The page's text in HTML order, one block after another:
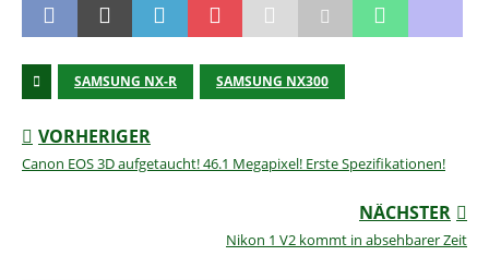
SAMSUNG NX-R SAMSUNG NX300
VORHERIGER
Canon EOS 3D aufgetaucht! 46.1 Megapixel! Erste Spezifikationen!
NÄCHSTER
Nikon 1 V2 kommt in absehbarer Zeit